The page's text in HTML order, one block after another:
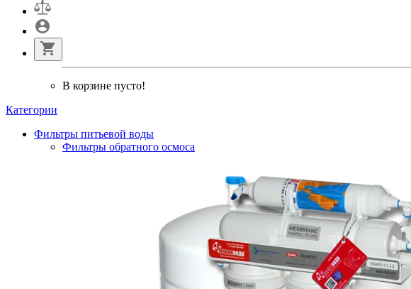
В корзине пусто!
Категории
Фильтры питьевой воды
Фильтры обратного осмоса